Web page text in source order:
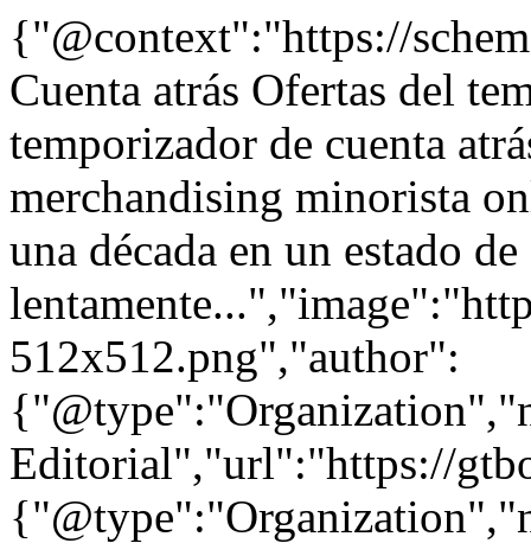
{"@context":"https://
Cuenta atrás Ofertas del
temporizador de cuenta
merchandising minorista
una década en un estado
512x512.png","author":
Editorial","url":"https://